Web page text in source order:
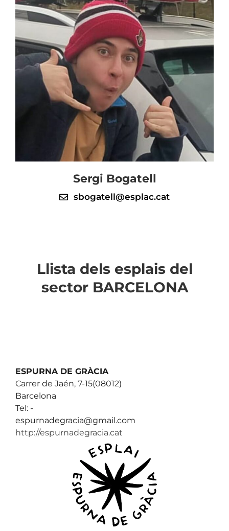
Sergi Bogatell
sbogatell@esplac.cat
Llista dels esplais del
sector BARCELONA
ESPURNA DE GRÀCIA
Carrer de Jaén, 7-15(08012)
Barcelona
Tel: -
espurnadegracia@gmail.com
http://espurnadegracia.cat